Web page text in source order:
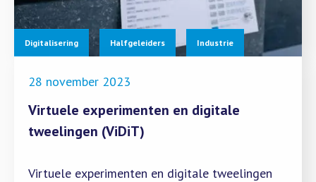
Digitalisering Halfgeleiders Industrie
28 november 2023
Virtuele experimenten en digitale
tweelingen (ViDiT)
Virtuele experimenten en digitale tweelingen